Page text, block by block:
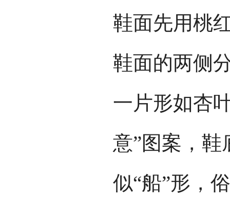
鞋面先用桃
鞋面的两侧
一片形如杏
意”图案，
似“船”形，